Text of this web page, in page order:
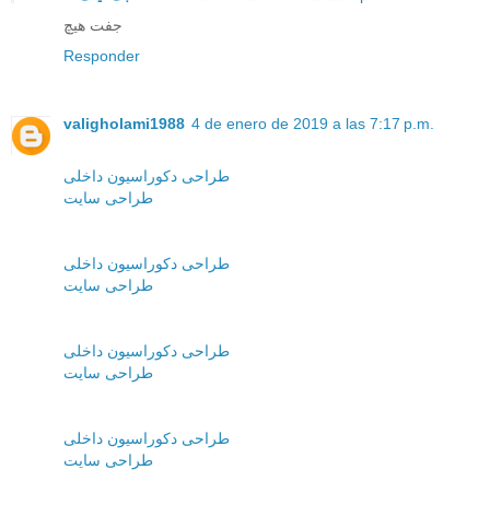
جفت هیچ
Responder
valigholami1988 4 de enero de 2019 a las 7:17 p.m.
طراحی دکوراسیون داخلی
طراحی سایت
طراحی دکوراسیون داخلی
طراحی سایت
طراحی دکوراسیون داخلی
طراحی سایت
طراحی دکوراسیون داخلی
طراحی سایت